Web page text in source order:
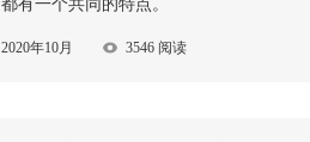
都有一个共同的特点。
2020年10月 3546 阅读